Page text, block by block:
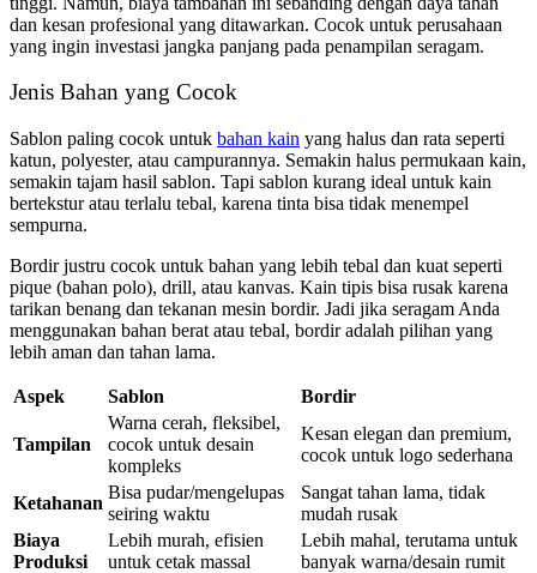
dan kesan profesional yang ditawarkan. Cocok untuk perusahaan
yang ingin investasi jangka panjang pada penampilan seragam.
Jenis Bahan yang Cocok
Sablon paling cocok untuk bahan kain yang halus dan rata seperti
katun, polyester, atau campurannya. Semakin halus permukaan kain,
semakin tajam hasil sablon. Tapi sablon kurang ideal untuk kain
bertekstur atau terlalu tebal, karena tinta bisa tidak menempel
sempurna.
Bordir justru cocok untuk bahan yang lebih tebal dan kuat seperti
pique (bahan polo), drill, atau kanvas. Kain tipis bisa rusak karena
tarikan benang dan tekanan mesin bordir. Jadi jika seragam Anda
menggunakan bahan berat atau tebal, bordir adalah pilihan yang
lebih aman dan tahan lama.
Aspek Sablon Bordir
Tampilan
Warna cerah, fleksibel,
cocok untuk desain
kompleks
Kesan elegan dan premium,
cocok untuk logo sederhana
Ketahanan
Bisa pudar/mengelupas
seiring waktu
Sangat tahan lama, tidak
mudah rusak
Biaya
Produksi
Lebih murah, efisien
untuk cetak massal
Lebih mahal, terutama untuk
banyak warna/desain rumit